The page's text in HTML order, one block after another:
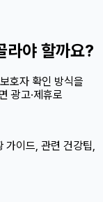
라야 할까요?
호자 확인 방식을
광고·제휴로
가이드, 관련 건강팁,